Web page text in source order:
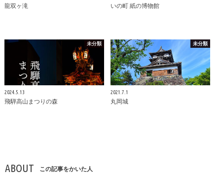
龍双ヶ滝 いの町 紙の博物館
未分類
2024.5.13
飛騨高山まつりの森
未分類
2021.7.1
丸岡城
ABOUT この記事をかいた人